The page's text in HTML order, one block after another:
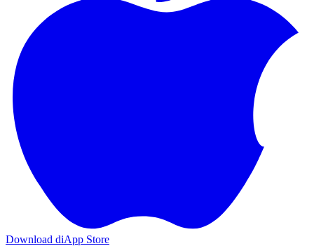
Download diApp Store